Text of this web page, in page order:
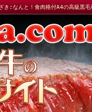
き :なんと！食肉格付A4の高級黒毛